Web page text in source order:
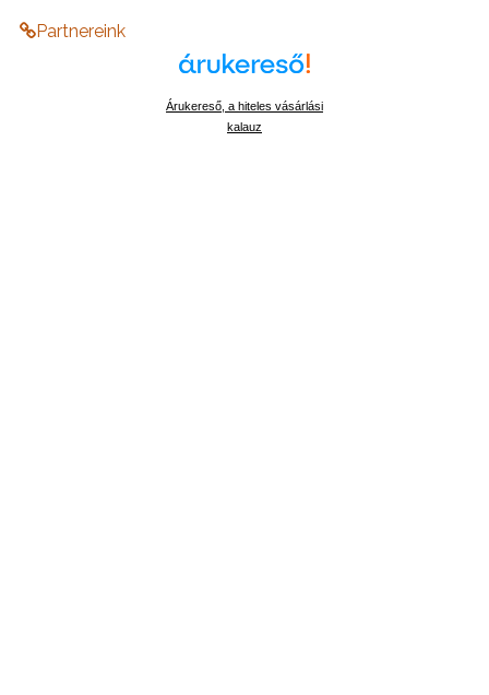
Partnereink
Árukereső, a hiteles vásárlási
kalauz